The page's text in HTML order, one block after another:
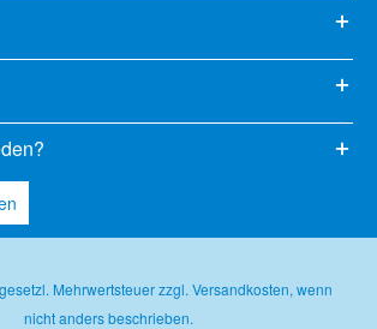
Mehrwertsteuer zzgl. Versandkosten, wenn
nicht anders beschrieben.